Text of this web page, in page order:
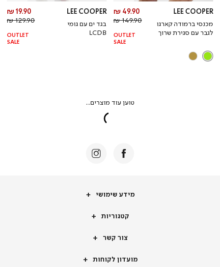
LEE COOPER
מכנסי ברמודה קארגו
לגבר עם סגירת שרוך
מחיר
מוצר
49.90 ₪
מחיר
רגיל
149.90 ₪
OUTLET
SALE
LEE COOPER
בגד ים עם גומי
LCDB
19.90 ₪
129.90 ₪
OUTLET
SALE
מידע
מידע שימושי
קטגוריותקטגוריות
צור
צור קשר
מועדון
לקוחות
מועדון לקוחות